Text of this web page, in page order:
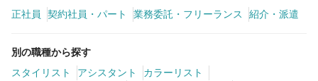
正社員
契約社員・パート 業務委託・フリーランス 紹介・派遣
別の職種から探す
スタイリスト
アシスタント
カラーリスト